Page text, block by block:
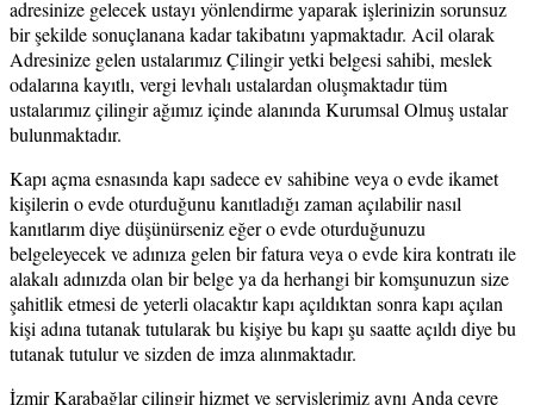
adresinize gelecek ustayı yönlendirme yaparak işlerinizin sorunsuz
bir şekilde sonuçlanana kadar takibatını yapmaktadır. Acil olarak
Adresinize gelen ustalarımız Çilingir yetki belgesi sahibi, meslek
odalarına kayıtlı, vergi levhalı ustalardan oluşmaktadır tüm
ustalarımız çilingir ağımız içinde alanında Kurumsal Olmuş ustalar
bulunmaktadır.
Kapı açma esnasında kapı sadece ev sahibine veya o evde ikamet
kişilerin o evde oturduğunu kanıtladığı zaman açılabilir nasıl
kanıtlarım diye düşünürseniz eğer o evde oturduğunuzu
belgeleyecek ve adınıza gelen bir fatura veya o evde kira kontratı ile
alakalı adınızda olan bir belge ya da herhangi bir komşunuzun size
şahitlik etmesi de yeterli olacaktır kapı açıldıktan sonra kapı açılan
kişi adına tutanak tutularak bu kişiye bu kapı şu saatte açıldı diye bu
tutanak tutulur ve sizden de imza alınmaktadır.
İzmir Karabağlar çilingir hizmet ve servislerimiz aynı Anda çevre